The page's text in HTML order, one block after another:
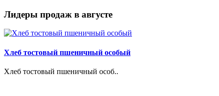
Лидеры продаж в августе
Хлеб тостовый пшеничный особый
Хлеб тостовый пшеничный особ..